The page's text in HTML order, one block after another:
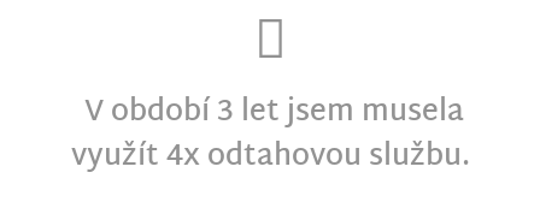
V období 3 let jsem musela
využít 4x odtahovou službu.